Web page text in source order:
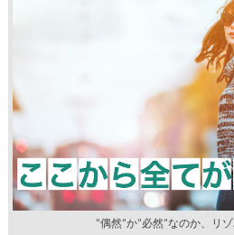
”偶然”か”必然”なのか、リ